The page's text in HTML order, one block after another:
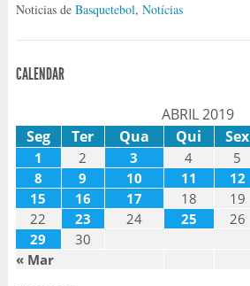
Noticias de Basquetebol, Notícias
CALENDAR
ABRIL 2019
Seg
Ter Qua Qui Sex
« Mar
1 2 3 4 5
8
9 10 11 12
15
16 17 18 19
22
23 24 25 26
29
30